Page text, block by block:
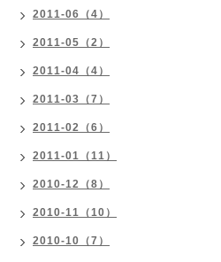
2011-06（4）
2011-05（2）
2011-04（4）
2011-03（7）
2011-02（6）
2011-01（11）
2010-12（8）
2010-11（10）
2010-10（7）